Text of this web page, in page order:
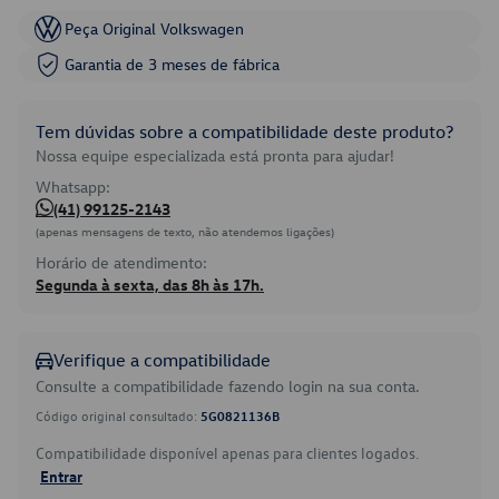
Peça Original Volkswagen
Garantia de 3 meses de fábrica
Tem dúvidas sobre a compatibilidade deste produto?
Nossa equipe especializada está pronta para ajudar!
Whatsapp:
(41) 99125-2143
(apenas mensagens de texto, não atendemos ligações)
Horário de atendimento:
Segunda à sexta, das 8h às 17h.
Verifique a compatibilidade
Consulte a compatibilidade fazendo login na sua conta.
Código original consultado: 5G0821136B
Compatibilidade disponível apenas para clientes logados.
Entrar